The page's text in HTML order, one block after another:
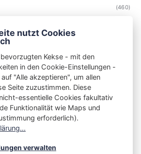
(460)
S3N🧩NET
Source Blog Network (iOSBN)
nutzt Cookies
Kekse - mit den
in den Cookie-Einstellungen -
"Alle akzeptieren", um allen
Seite zuzustimmen. Diese
essentielle Cookies fakultativ
Funktionalität wie Maps und
erforderlich).
verwalten